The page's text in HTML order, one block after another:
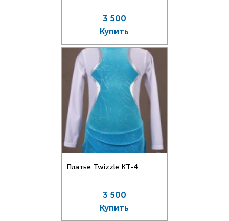
3 500
Купить
Платье Twizzle КT-4
3 500
Купить